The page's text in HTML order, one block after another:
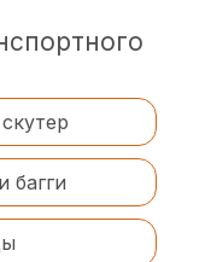
багги